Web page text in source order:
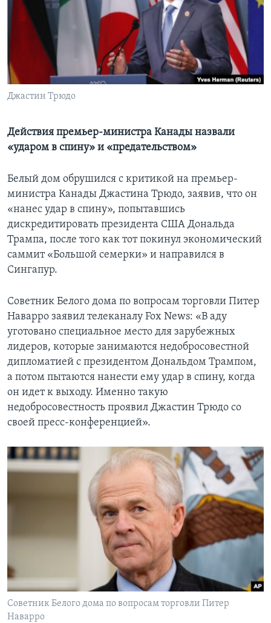
СОЦИАЛЬНЫЕ СЕТИ
Языки
Джастин Трюдо
Действия премьер-министра Канады назвали
«ударом в спину» и «предательством»
Белый дом обрушился с критикой на премьер-
министра Канады Джастина Трюдо, заявив, что он
«нанес удар в спину», попытавшись
дискредитировать президента США Дональда
Трампа, после того как тот покинул экономический
саммит «Большой семерки» и направился в
Сингапур.
Советник Белого дома по вопросам торговли Питер
Наварро заявил телеканалу Fox News: «В аду
уготовано специальное место для зарубежных
лидеров, которые занимаются недобросовестной
дипломатией с президентом Дональдом Трампом,
а потом пытаются нанести ему удар в спину, когда
он идет к выходу. Именно такую
недобросовестность проявил Джастин Трюдо со
своей пресс-конференцией».
Советник Белого дома по вопросам торговли Питер
Наварро